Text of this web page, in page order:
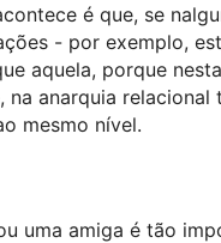
é que, se
- por exemplo,
aquela, porque
na anarquia relacional
mesmo nível.
uma amiga é tão